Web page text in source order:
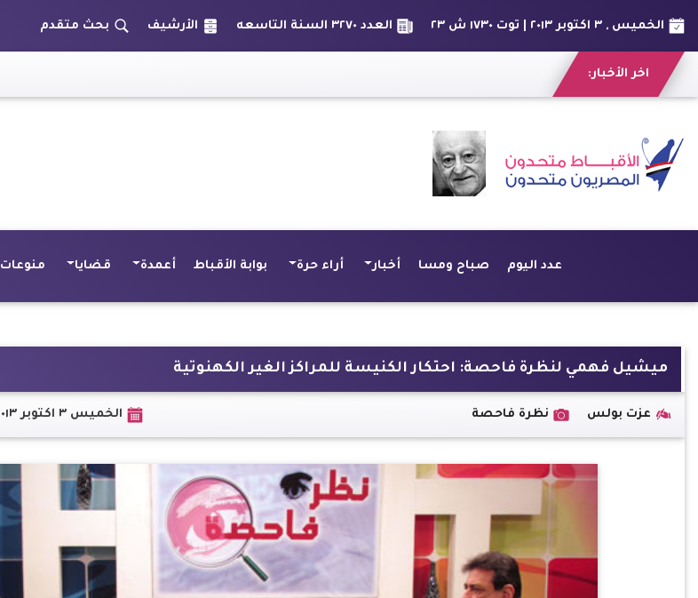
الخميس , ٣ اكتوبر ٢٠١٣ | توت ١٧٣٠ ش ٢٣ العدد ٣٢٧٠ السنة التاسعه الأرشيف بحث متقدم
اخر الأخبار:
عدد اليوم صباح ومسا أخبار أراء حرة بوابة الأقباط أعمدة قضايا منوعات
ميشيل فهمي لنظرة فاحصة: احتكار الكنيسة للمراكز الغير الكهنوتية
عزت بولس نظرة فاحصة الخميس ٣ اكتوبر ٢٠١٣